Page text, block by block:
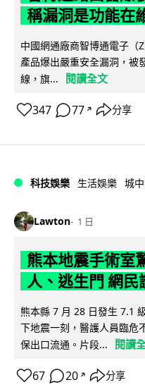
稱漏洞是功能在
中國網通廠商智博通電子
產品爆出嚴重安全漏洞，被
線，旗...
閱讀全文
347 77 ↗ 分享
科技娛樂 生活娛樂 城
Lawton 1 日
熊本地震手術室
人、逃生門 網民
熊本縣 7 月 28 日發生 7.1
下地震一刻，醫護人員臨危
保出口流通。片段...
閱讀
67 20 ↗ 分享